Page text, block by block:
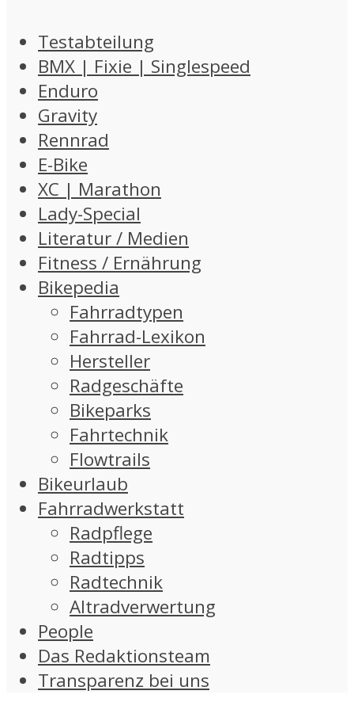
Testabteilung
BMX | Fixie | Singlespeed
Enduro
Gravity
Rennrad
E-Bike
XC | Marathon
Lady-Special
Literatur / Medien
Fitness / Ernährung
Bikepedia
Fahrradtypen
Fahrrad-Lexikon
Hersteller
Radgeschäfte
Bikeparks
Fahrtechnik
Flowtrails
Bikeurlaub
Fahrradwerkstatt
Radpflege
Radtipps
Radtechnik
Altradverwertung
People
Das Redaktionsteam
Transparenz bei uns